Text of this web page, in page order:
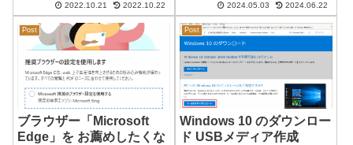
した。通常のアップデートであ
ればそのまま「今すぐアップデ
ート」をクリッ...
2022.10.21 2022.10.22
したが、約1年後に新たに登録し
ようとすると過去の個人情報が
残っていたために不具合が発生
しました。メルカリに問い合わ
せると、「メル...
2024.05.03 2024.06.22
Post
ブラウザー「Microsoft
Edge」を お薦めしたくな
Post
Windows 10 のダウンロー
ド USBメディア作成